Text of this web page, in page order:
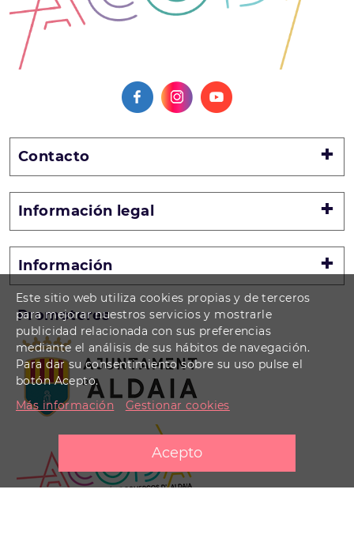
Contacto
Información legal
Información
Promotores
Este sitio web utiliza cookies propias y de terceros
para mejorar nuestros servicios y mostrarle
publicidad relacionada con sus preferencias
mediante el análisis de sus hábitos de navegación.
Para dar su consentimiento sobre su uso pulse el
botón Acepto.
Más información
Gestionar cookies